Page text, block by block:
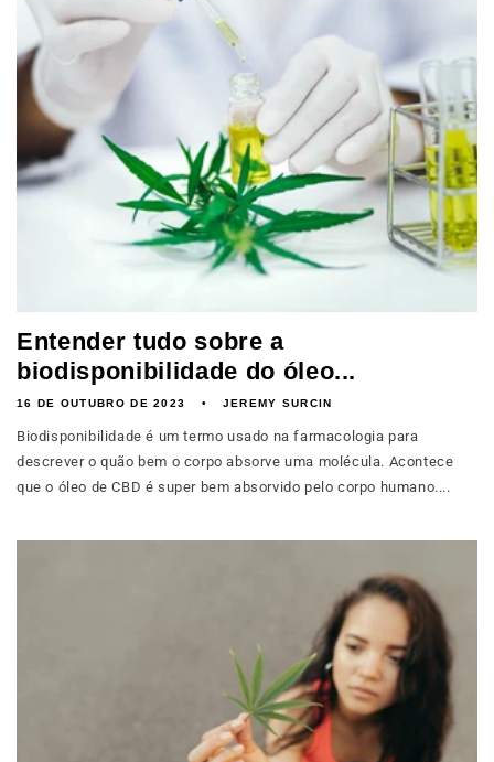
Entender tudo sobre a
biodisponibilidade do óleo...
16 DE OUTUBRO DE 2023 JEREMY SURCIN
Biodisponibilidade é um termo usado na farmacologia para
descrever o quão bem o corpo absorve uma molécula. Acontece
que o óleo de CBD é super bem absorvido pelo corpo humano....